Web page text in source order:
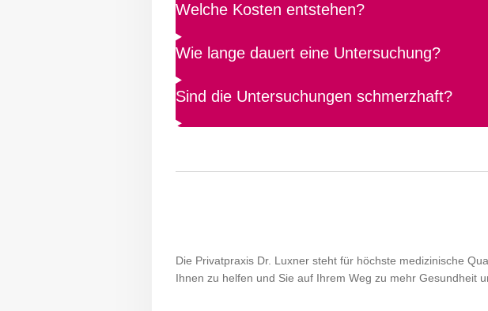
Welche Kosten entstehen?
Wie lange dauert eine Untersuchung?
Sind die Untersuchungen schmerzhaft?
Die Privatpraxis Dr. Luxner steht für höchste medizinische
Ihnen zu helfen und Sie auf Ihrem Weg zu mehr Gesundheit